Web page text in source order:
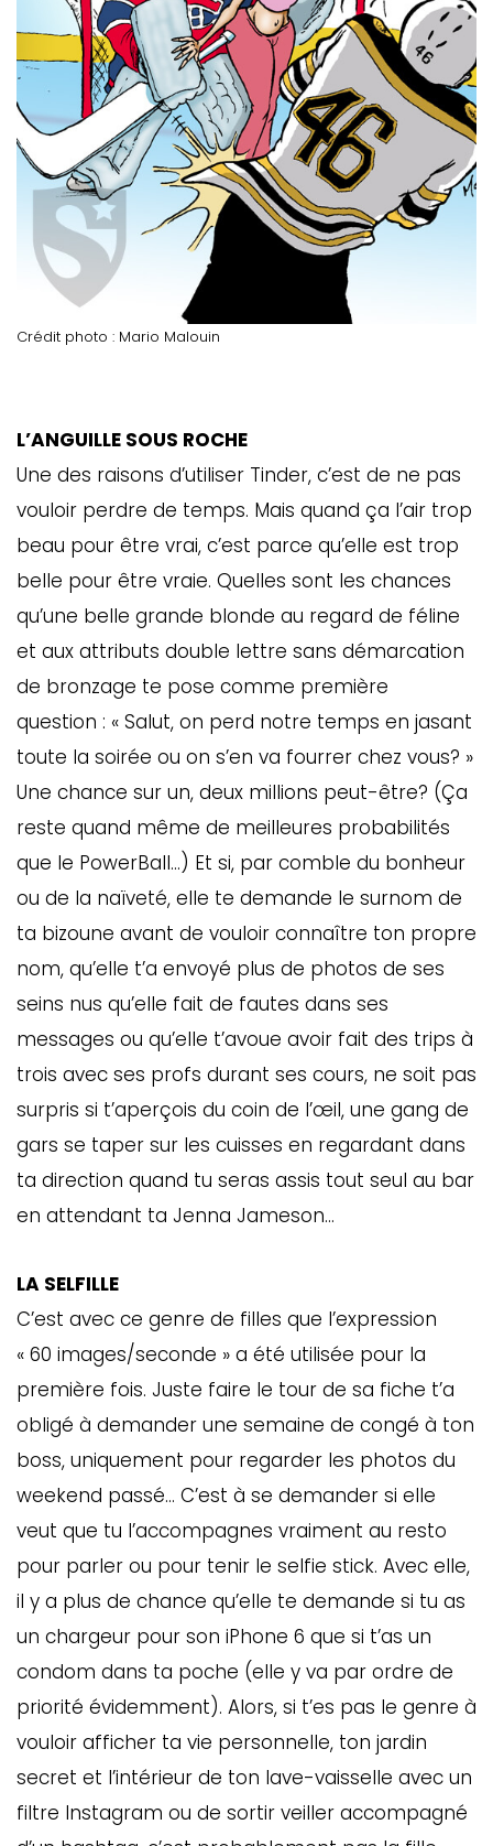
Crédit photo : Mario Malouin
L’ANGUILLE SOUS ROCHE
Une des raisons d’utiliser Tinder, c’est de ne pas
vouloir perdre de temps. Mais quand ça l’air trop
beau pour être vrai, c’est parce qu’elle est trop
belle pour être vraie. Quelles sont les chances
qu’une belle grande blonde au regard de féline
et aux attributs double lettre sans démarcation
de bronzage te pose comme première
question : « Salut, on perd notre temps en jasant
toute la soirée ou on s’en va fourrer chez vous? »
Une chance sur un, deux millions peut-être? (Ça
reste quand même de meilleures probabilités
que le PowerBall…) Et si, par comble du bonheur
ou de la naïveté, elle te demande le surnom de
ta bizoune avant de vouloir connaître ton propre
nom, qu’elle t’a envoyé plus de photos de ses
seins nus qu’elle fait de fautes dans ses
messages ou qu’elle t’avoue avoir fait des trips à
trois avec ses profs durant ses cours, ne soit pas
surpris si t’aperçois du coin de l’œil, une gang de
gars se taper sur les cuisses en regardant dans
ta direction quand tu seras assis tout seul au bar
en attendant ta Jenna Jameson…
LA SELFILLE
C’est avec ce genre de filles que l’expression
« 60 images/seconde » a été utilisée pour la
première fois. Juste faire le tour de sa fiche t’a
obligé à demander une semaine de congé à ton
boss, uniquement pour regarder les photos du
weekend passé… C’est à se demander si elle
veut que tu l’accompagnes vraiment au resto
pour parler ou pour tenir le selfie stick. Avec elle,
il y a plus de chance qu’elle te demande si tu as
un chargeur pour son iPhone 6 que si t’as un
condom dans ta poche (elle y va par ordre de
priorité évidemment). Alors, si t’es pas le genre à
vouloir afficher ta vie personnelle, ton jardin
secret et l’intérieur de ton lave-vaisselle avec un
filtre Instagram ou de sortir veiller accompagné